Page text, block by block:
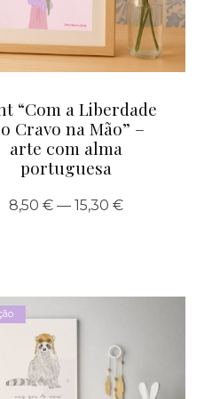
“Com a Liberdade
Cravo na Mão” –
arte com alma
portuguesa
8,50 € — 15,30 €